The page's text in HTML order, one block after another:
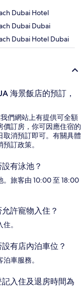
Dubai Hotel
Dubai Dubai
Dubai Hotel Dubai
海景飯店的預訂，
們網站上有提供可全額
訂房，你可因應住宿的
消預訂即可。有關具體
訂政策。
有泳池？
旅客由 10:00 至 18:00
許寵物入住？
。
有店內泊車位？
車服務。
入住及退房時間為